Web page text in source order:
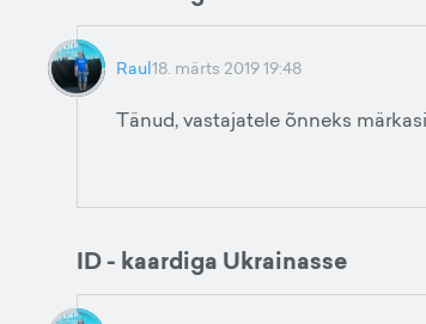
Raul18. märts 2019 19:48
Tänud, vastajatele õnneks
ID - kaardiga Ukrainasse